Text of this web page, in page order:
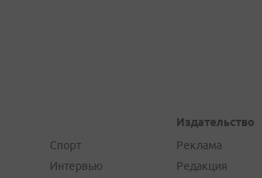
Спорт
Интервью
Издательство
Реклама
Редакция